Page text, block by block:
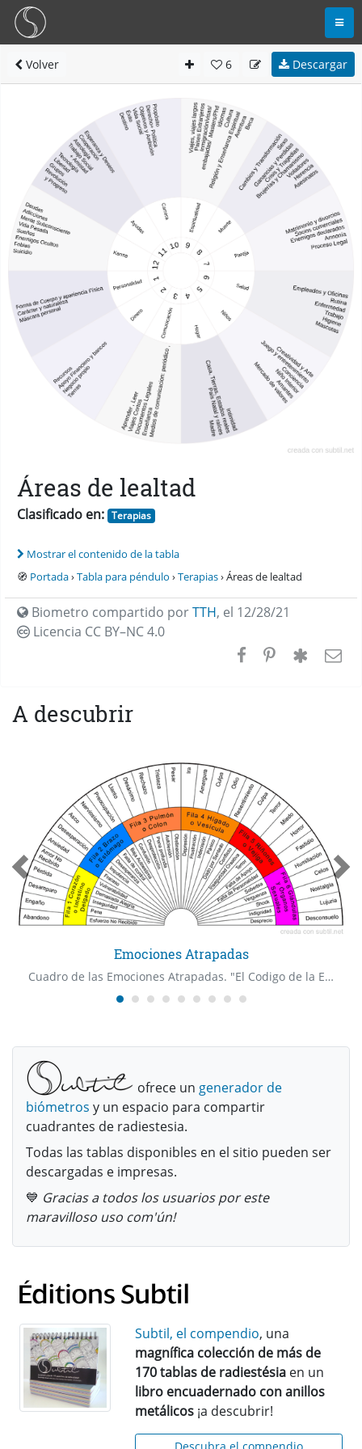
Volver 6 Descargar
Áreas de lealtad
Clasificado en: Terapias
Mostrar el contenido de la tabla
🧭 Portada›Tabla para péndulo ›Terapias› Áreas de lealtad
Biometro compartido porTTH, el 12/28/21
Licencia CC BY–NC 4.0
A descubrir
Emociones Atrapadas
Cuadro de las Emociones Atrapadas. "El Codigo de la Emocion" Dr Bradley Nelson
ofrece un generador de
biómetros y un espacio para compartir
cuadrantes de radiestesia.
Todas las tablas disponibles en el sitio pueden ser
descargadas e impresas.
💙 Gracias a todos los usuarios por este
maravilloso uso com'ún!
Subtil, el compendio, una
magnífica colección de más de
170 tablas de radiestésia en un
libro encuadernado con anillos
metálicos ¡a descubrir!